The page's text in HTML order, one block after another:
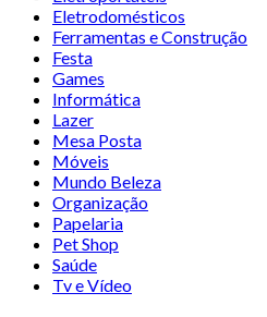
Eletrodomésticos
Ferramentas e Construção
Festa
Games
Informática
Lazer
Mesa Posta
Móveis
Mundo Beleza
Organização
Papelaria
Pet Shop
Saúde
Tv e Vídeo